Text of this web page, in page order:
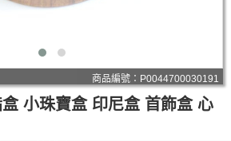
商品編號：P0044700030191
小珠寶盒 印尼盒 首飾盒 心